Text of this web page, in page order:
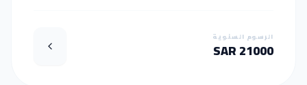
الرسوم السنوية
21000 SAR